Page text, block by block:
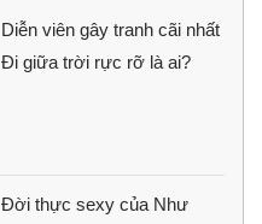
Diễn viên gây tranh cãi nhất
Đi giữa trời rực rỡ là ai?
Đời thực sexy của Như